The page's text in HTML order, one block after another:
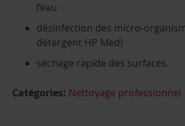
l’eau
désinfection des micro-
détergent HP Med)
séchage rapide des surfaces.
Catégories: Nettoyage professionnel